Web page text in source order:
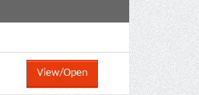
View/Open